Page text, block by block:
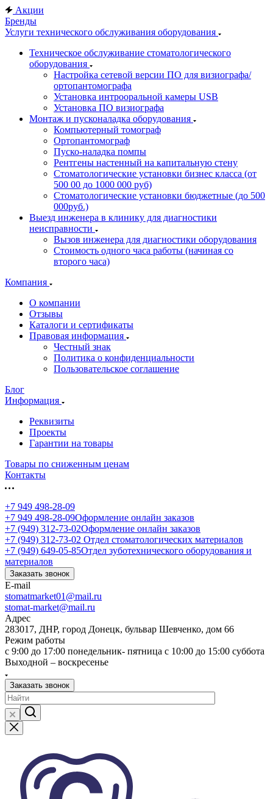
Акции
Бренды
Услуги технического обслуживания оборудования
Техническое обслуживание стоматологического
оборудования
Настройка сетевой версии ПО для визиографа/
ортопантомографа
Установка интрооральной камеры USB
Установка ПО визиографа
Монтаж и пусконаладка оборудования
Компьютерный томограф
Ортопантомограф
Пуско-наладка помпы
Рентгены настенный на капитальную стену
Стоматологические установки бизнес класса (от
500 00 до 1000 000 руб)
Стоматологические установки бюджетные (до 500
000руб.)
Выезд инженера в клинику для диагностики
неисправности
Вызов инженера для диагностики оборудования
Стоимость одного часа работы (начиная со
второго часа)
Компания
О компании
Отзывы
Каталоги и сертификаты
Правовая информация
Честный знак
Политика о конфиденциальности
Пользовательское соглашение
Блог
Информация
Реквизиты
Проекты
Гарантии на товары
Товары по сниженным ценам
Контакты
+7 949 498-28-09
+7 949 498-28-09Оформление онлайн заказов
+7 (949) 312-73-02Оформление онлайн заказов
+7 (949) 312-73-02 Отдел стоматологических материалов
+7 (949) 649-05-85Отдел зуботехнического оборудования и
материалов
Заказать звонок
E-mail
stomatmarket01@mail.ru
stomat-market@mail.ru
Адрес
283017, ДНР, город Донецк, бульвар Шевченко, дом 66
Режим работы
с 9:00 до 17:00 понедельник- пятница с 10:00 до 15:00 суббота
Выходной – воскресенье
Заказать звонок